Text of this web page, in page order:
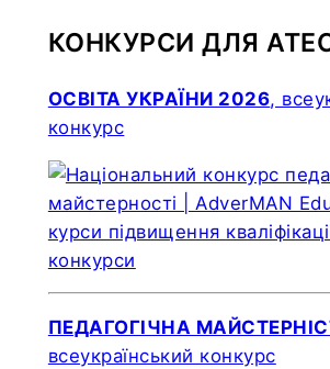
КОНКУРСИ ДЛЯ
ОСВІТА УКРАЇНИ 2026,
конкурс
ПЕДАГОГІЧНА
всеукраїнський конкурс